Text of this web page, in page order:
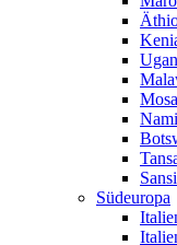
Südeuropa